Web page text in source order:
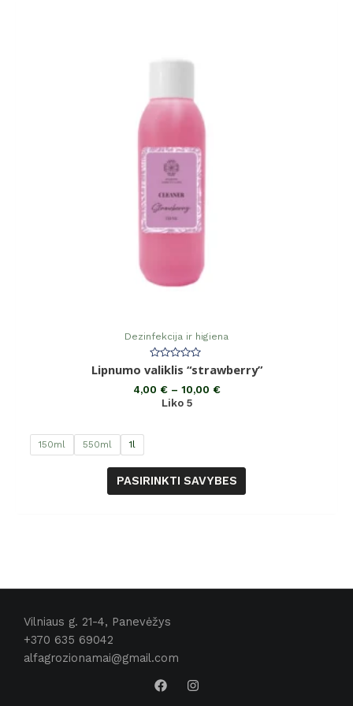
Dezinfekcija ir higiena
Įvertinimas:
0
iš
5
Lipnumo valiklis “strawberry”
4,00 €– 10,00 €
Liko 5
150ml 550ml 1l
PASIRINKTI SAVYBES
Vilniaus g. 21-4, Panevėžys
+370 635 69042
alfagrozionamai@gmail.com